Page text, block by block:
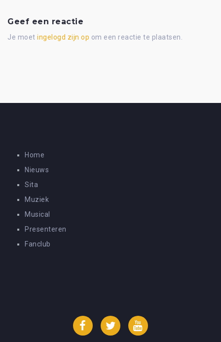
Geef een reactie
Je moet ingelogd zijn op om een reactie te plaatsen.
Home
Nieuws
Sita
Muziek
Musical
Presenteren
Fanclub
FacebookTwitter YouTube